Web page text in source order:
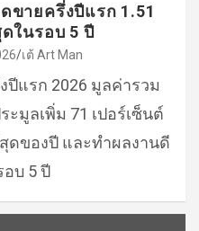
ขายครึ่งปีแรก 1.51
ในรอบ 5 ปี
เต้ Art Man
ปีแรก 2026 มูลค่ารวม
มูลเพิ่ม 71 เปอร์เซ็นต์
ดของปี และทำผลงานดี
บ 5 ปี